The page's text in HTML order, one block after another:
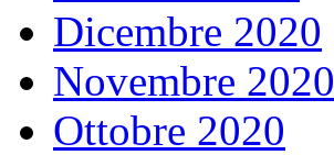
Dicembre 2020
Novembre 2020
Ottobre 2020